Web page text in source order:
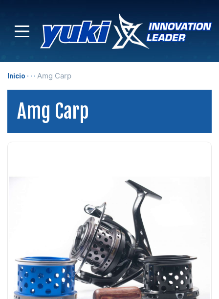
Inicio Amg Carp
Amg Carp